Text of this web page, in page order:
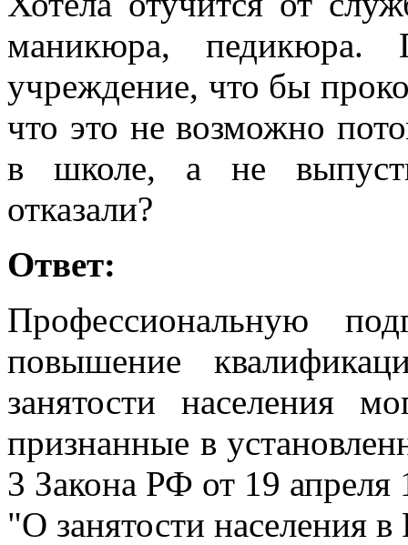
маникюра, педикюра.
учреждение, что бы
что это не возможно
в школе, а не
отказали?
Ответ:
Профессиональную
повышение
занятости населения
признанные в
3 Закона РФ от 19 апреля
"О занятости населения